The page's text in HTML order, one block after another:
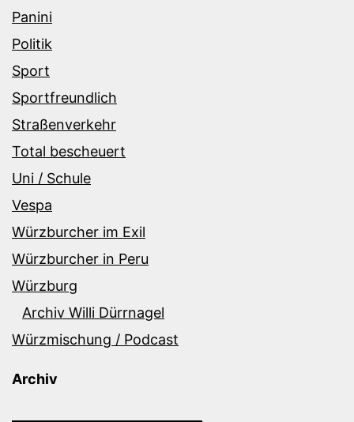
Panini
Politik
Sport
Sportfreundlich
Straßenverkehr
Total bescheuert
Uni / Schule
Vespa
Würzburcher im Exil
Würzburcher in Peru
Würzburg
Archiv Willi Dürrnagel
Würzmischung / Podcast
Archiv